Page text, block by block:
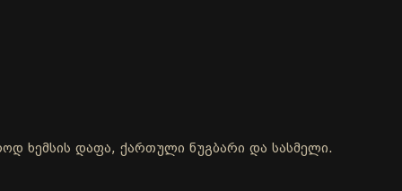
ხემსის დაფა, ქართული ნუგბარი და სასმელი.